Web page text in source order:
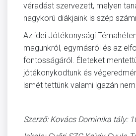
véradást szervezett, melyen
nagykorú diákjaink is szép
Az idei Jótékonysági
magunkról, egymásról és az
fontosságáról. Életeket
jótékonykodtunk és
ismét tettünk valami igazán
Szerző: Kovács Dominika tály: